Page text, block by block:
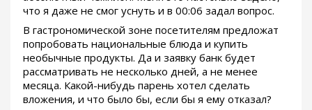
что я даже не смог уснуть и в 00:06 задал вопрос.
В гастрономической зоне посетителям предложат
попробовать национальные блюда и купить
необычные продукты. Да и заявку банк будет
рассматривать не несколько дней, а не менее
месяца. Какой-нибудь парень хотел сделать
вложения, и что было бы, если бы я ему отказал?